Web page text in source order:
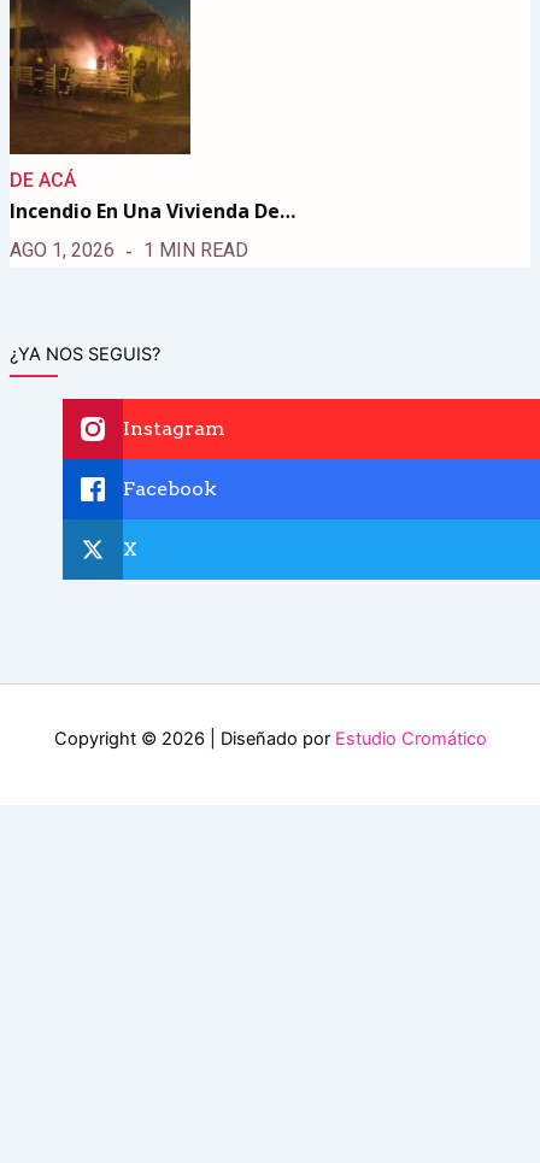
DE ACÁ
Incendio En Una Vivienda De…
AGO 1, 2026 1 MIN READ
¿YA NOS SEGUIS?
Instagram
Facebook
X
Copyright © 2026 | Diseñado por Estudio Cromático